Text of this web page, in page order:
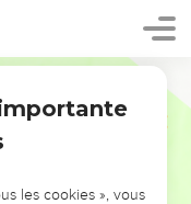
les cookies », vous